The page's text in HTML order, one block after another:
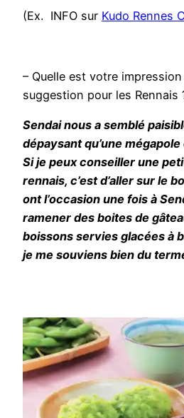
(Ex. INFO sur Kudo Rennes
– Quelle est votre
suggestion pour les Rennais
Sendai nous a semblé
dépaysant qu’une
Si je peux conseiller une
rennais, c’est d’aller sur le
ont l’occasion une fois à
ramener des boites de
boissons servies glacées à
je me souviens bien du